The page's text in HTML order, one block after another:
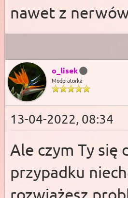
nawet z
o_lisek
Moderatorka
13-04-2022, 08:34
Ale czym Ty się
przypadku
rozwiążesz